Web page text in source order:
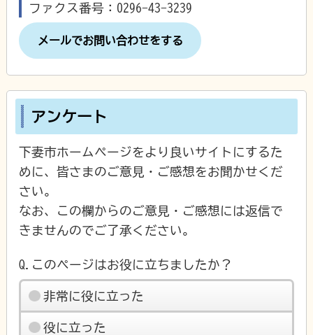
ファクス番号：0296-43-3239
メールでお問い合わせをする
アンケート
下妻市ホームページをより良いサイトにするた
めに、皆さまのご意見・ご感想をお聞かせくだ
さい。
なお、この欄からのご意見・ご感想には返信で
きませんのでご了承ください。
Q.このページはお役に立ちましたか？
非常に役に立った
役に立った